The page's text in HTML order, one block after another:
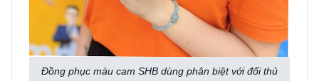
Đồng phục màu cam SHB dùng phân biệt với đối thủ